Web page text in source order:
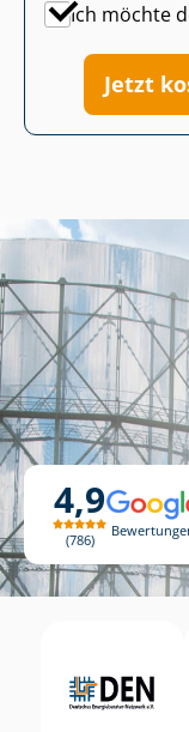
4,9
786
Ich möchte
Jetzt